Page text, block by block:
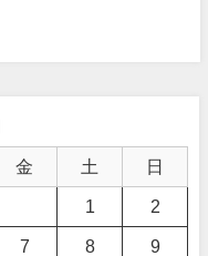
金 土 日
1 2
7 8 9